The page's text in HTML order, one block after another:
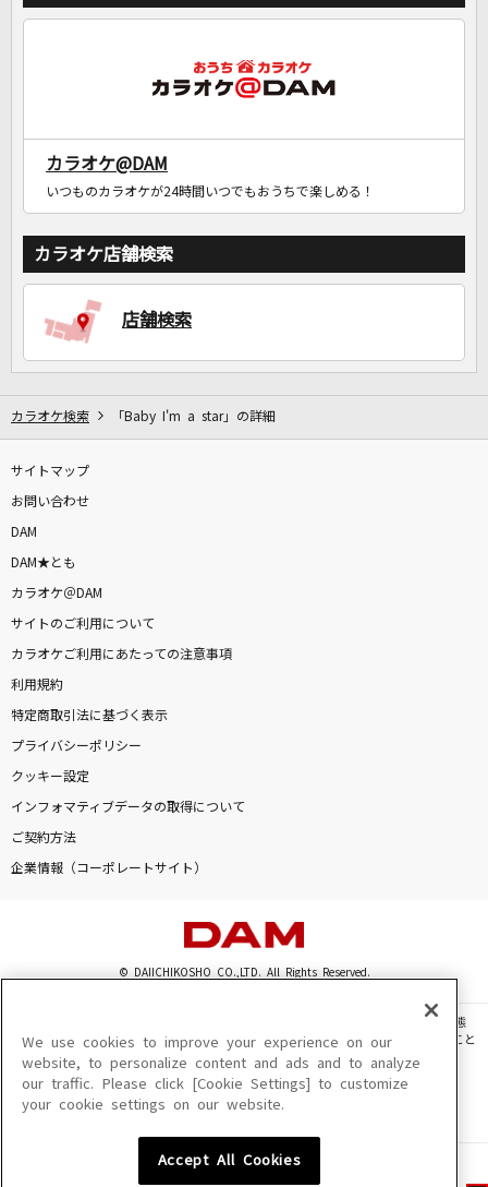
カラオケ@DAM
いつものカラオケが24時間いつでもおうちで楽しめる！
カラオケ店舗検索
店舗検索
カラオケ検索 「Baby I'm a star」の詳細
サイトマップ
お問い合わせ
DAM
DAM★とも
カラオケ＠DAM
サイトのご利用について
カラオケご利用にあたっての注意事項
利用規約
特定商取引法に基づく表示
プライバシーポリシー
クッキー設定
インフォマティブデータの取得について
ご契約方法
企業情報（コーポレートサイト）
© DAIICHIKOSHO CO.,LTD. All Rights Reserved.
このサイトに掲載されている一切の文章・画像・写真・動画・音声等を、手段や形態
を問わず、著作権法の定める範囲を超えて無断で複製、転載、ファイル化などすること
を禁じます。
楽曲及びコンテンツは、機種によりご利用いただけない場合があります。
楽曲及びコンテンツの配信日、配信内容が変更になる場合があります。
We use cookies to improve your experience on our
website, to personalize content and ads and to analyze
our traffic. Please click [Cookie Settings] to customize
your cookie settings on our website.
Accept All Cookies